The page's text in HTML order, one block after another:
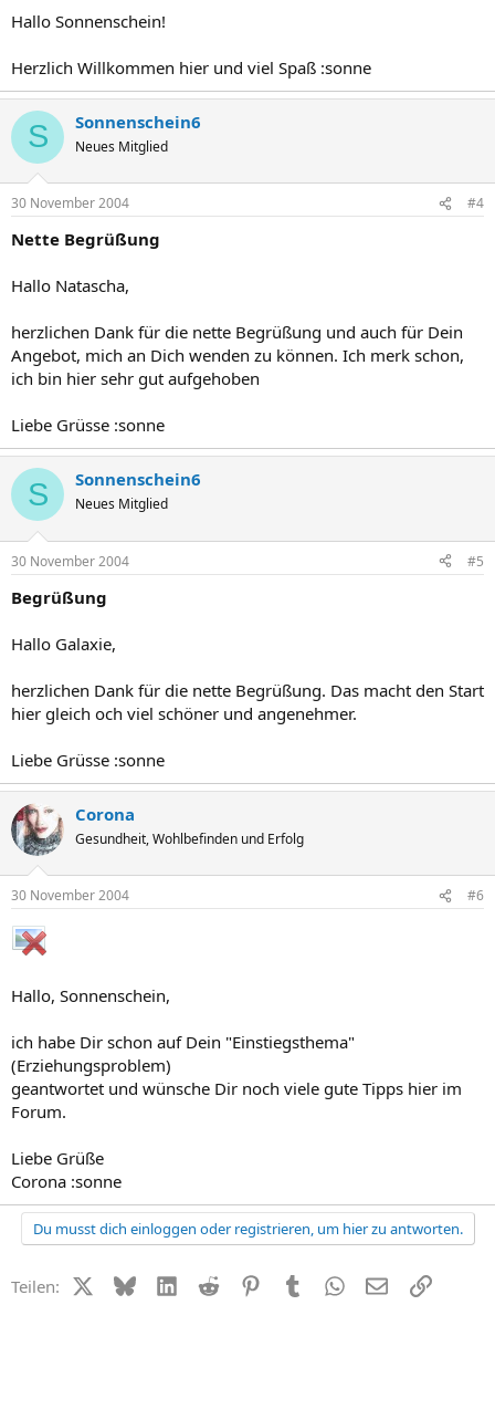
Hallo Sonnenschein!
Herzlich Willkommen hier und viel Spaß :sonne
S Sonnenschein6
Neues Mitglied
30 November 2004 #4
Nette Begrüßung
Hallo Natascha,
herzlichen Dank für die nette Begrüßung und auch für Dein
Angebot, mich an Dich wenden zu können. Ich merk schon,
ich bin hier sehr gut aufgehoben
Liebe Grüsse :sonne
S Sonnenschein6
Neues Mitglied
30 November 2004 #5
Begrüßung
Hallo Galaxie,
herzlichen Dank für die nette Begrüßung. Das macht den Start
hier gleich och viel schöner und angenehmer.
Liebe Grüsse :sonne
Corona
Gesundheit, Wohlbefinden und Erfolg
30 November 2004 #6
Hallo, Sonnenschein,
ich habe Dir schon auf Dein "Einstiegsthema"
(Erziehungsproblem)
geantwortet und wünsche Dir noch viele gute Tipps hier im
Forum.
Liebe Grüße
Corona :sonne
Du musst dich einloggen oder registrieren, um hier zu antworten.
Teilen: X (Twitter)
BlueskyLinkedIn
Reddit PinterestTumblr WhatsApp
E-MailLink